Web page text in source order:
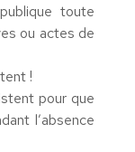
toute
ou actes de
!
pour que
l’absence